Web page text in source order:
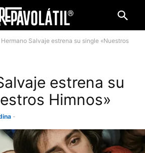
Hermano Salvaje estrena su single «Nuestros
estrena su
Himnos»
-